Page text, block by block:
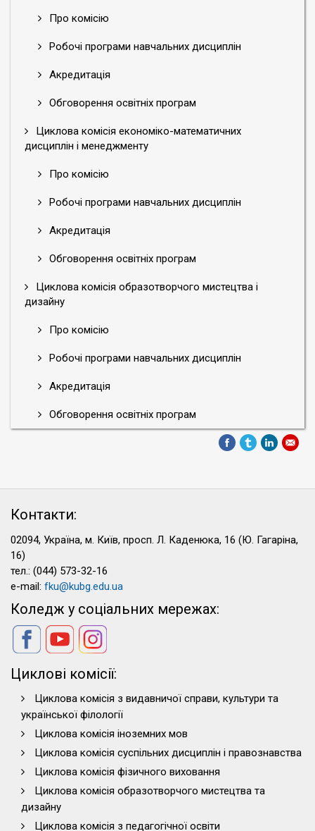
Про комісію
Робочі програми навчальних дисциплін
Акредитація
Обговорення освітніх програм
Циклова комісія економіко-математичних
дисциплін і менеджменту
Про комісію
Робочі програми навчальних дисциплін
Акредитація
Обговорення освітніх програм
Циклова комісія образотворчого мистецтва і
дизайну
Про комісію
Робочі програми навчальних дисциплін
Акредитація
Обговорення освітніх програм
Контакти:
02094, Україна, м. Київ, просп. Л. Каденюка, 16 (Ю. Гагаріна,
16)
тел.: (044) 573-32-16
e-mail: fku@kubg.edu.ua
Коледж у соціальних мережах:
Циклові комісії:
Циклова комісія з видавничої справи, культури та
української філології
Циклова комісія іноземних мов
Циклова комісія суспільних дисциплін і правознавства
Циклова комісія фізичного виховання
Циклова комісія образотворчого мистецтва та
дизайну
Циклова комісія з педагогічної освіти